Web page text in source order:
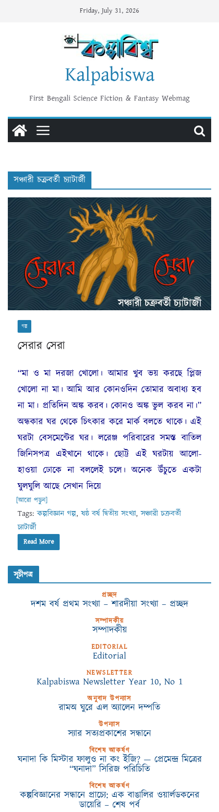
Friday, July 31, 2026
Kalpabiswa
First Bengali Science Fiction & Fantasy Webmag
সঞ্চারী চক্রবর্তী চ্যাটার্জী
গল্প
সেরার সেরা
“মা ও মা দরজা খোলো। আমার খুব ভয় করছে প্লিজ
খোলো না মা। আমি আর কোনওদিন তোমার অবাধ্য হব
না মা। প্রতিদিন অঙ্ক করব। কোনও অঙ্ক ভুল করব না।”
অন্ধকার ঘর থেকে চিৎকার করে মার্ক বলতে থাকে। এই
ঘরটা বেসমেন্টের ঘর। লরেঞ্জ পরিবারের সমস্ত বাতিল
জিনিসপত্র এইখানে থাকে। ছোট্ট এই ঘরটায় আলো-
হাওয়া ঢোকে না বললেই চলে। অনেক উঁচুতে একটা
ঘুলঘুলি আছে সেখান দিয়ে
[আরো পড়ুন]
Tags:কল্পবিজ্ঞান গল্প,ষষ্ঠ বর্ষ দ্বিতীয় সংখ্যা,সঞ্চারী চক্রবর্তী
চ্যাটার্জী
Read More
সূচীপত্র
প্রচ্ছদ
দশম বর্ষ প্রথম সংখ্যা – শারদীয়া সংখ্যা – প্রচ্ছদ
সম্পাদকীয়
সম্পাদকীয়
EDITORIAL
Editorial
NEWSLETTER
Kalpabiswa Newsletter Year 10, No 1
অনুবাদ উপন্যাস
রামঅ ঘুরে এল অ্যালেন দম্পতি
উপন্যাস
স্যার সত্যপ্রকাশের সন্ধানে
বিশেষ আকর্ষণ
ঘনাদা কি মিস্টার ফালুও না কং ইজি? — প্রেমেন্দ্র মিত্রের
“ঘনাদা” সিরিজ পরিচিতি
বিশেষ আকর্ষণ
কল্পবিজ্ঞানের সন্ধানে প্রাচ্যে: এক বাঙালির ওয়ার্লডকনের
ডায়েরি – শেষ পর্ব